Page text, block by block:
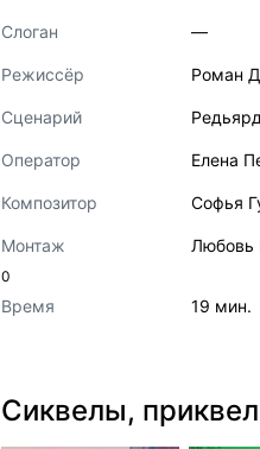
Слоган —
Режиссёр Роман
Сценарий
Оператор Елена
Композитор Софья
Монтаж Любовь
0
Время 19 мин.
Сиквелы,